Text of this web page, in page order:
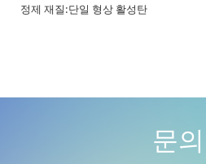
정제 재질:단일 형상 활성탄
문의